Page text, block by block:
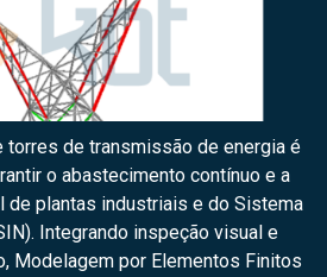
torres de transmissão de energia é
o abastecimento contínuo e a
de plantas industriais e do Sistema
Integrando inspeção visual e
Modelagem por Elementos Finitos